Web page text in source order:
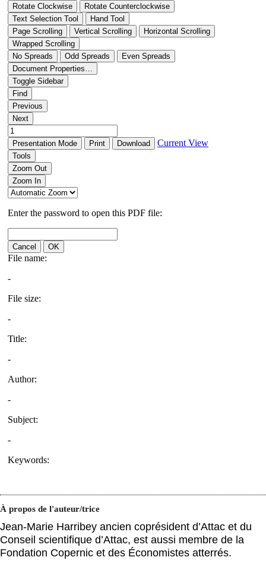
À propos de l'auteur/trice
Jean-Marie Harribey ancien coprésident d’Attac et du
Conseil scientifique d’Attac, est aussi membre de la
Fondation Copernic et des Économistes atterrés.